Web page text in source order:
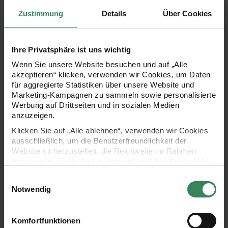
Zustimmung Details Über Cookies
Ihre Privatsphäre ist uns wichtig
Wenn Sie unsere Website besuchen und auf „Alle
akzeptieren“ klicken, verwenden wir Cookies, um Daten
für aggregierte Statistiken über unsere Website und
Marketing-Kampagnen zu sammeln sowie personalisierte
Werbung auf Drittseiten und in sozialen Medien
anzuzeigen.
Klicken Sie auf „Alle ablehnen“, verwenden wir Cookies
ausschließlich, um die Benutzerfreundlichkeit der
Website sicherzustellen, die Reichweite im Rahmen
Ihre Einwilligung ist freiwillig und kann jederzeit über den
Link „Cookie-Einstellungen“ im Fußbereich der Seite
verwendeten Technologien und den Empfängern der
Notwendig
Komfortfunktionen
Grammatur
Lauflänge in m 100
Nadelstärke in mm
Verbrauch Gr. 40 = ca. 600g
Pflegehinweise
Mehr Informationen zu Pflegehinweisen
Zertifizierung
Artikel-Nr.
383009.020